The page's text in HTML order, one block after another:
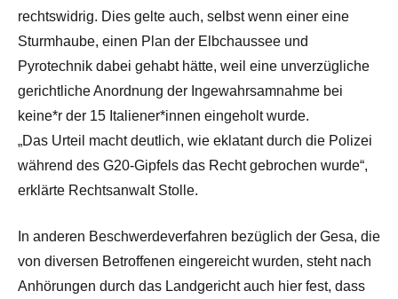
rechtswidrig. Dies gelte auch, selbst wenn einer eine
Sturmhaube, einen Plan der Elbchaussee und
Pyrotechnik dabei gehabt hätte, weil eine unverzügliche
gerichtliche Anordnung der Ingewahrsamnahme bei
keine*r der 15 Italiener*innen eingeholt wurde.
„Das Urteil macht deutlich, wie eklatant durch die Polizei
während des G20-Gipfels das Recht gebrochen wurde“,
erklärte Rechtsanwalt Stolle.
In anderen Beschwerdeverfahren bezüglich der Gesa, die
von diversen Betroffenen eingereicht wurden, steht nach
Anhörungen durch das Landgericht auch hier fest, dass